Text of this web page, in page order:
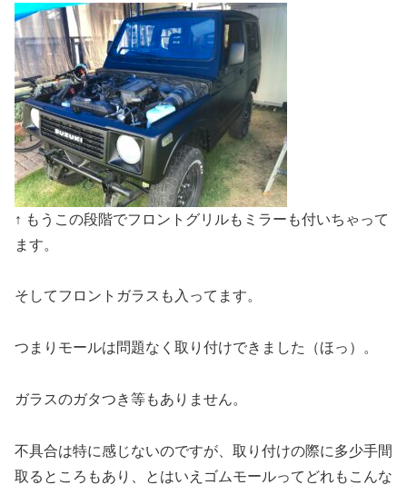
↑ もうこの段階でフロントグリルもミラーも付いちゃって
ます。
そしてフロントガラスも入ってます。
つまりモールは問題なく取り付けできました（ほっ）。
ガラスのガタつき等もありません。
不具合は特に感じないのですが、取り付けの際に多少手間
取るところもあり、とはいえゴムモールってどれもこんな